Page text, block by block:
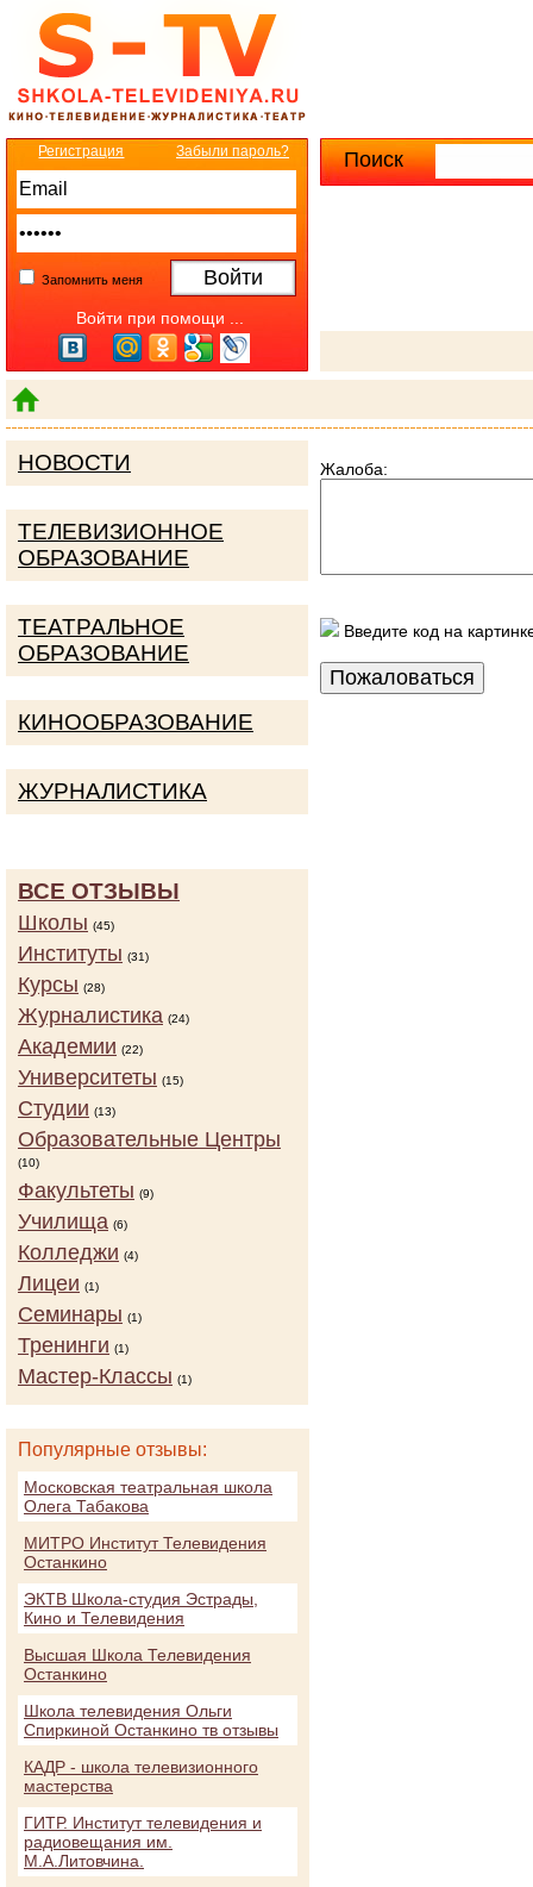
Поиск
Регистрация Забыли пароль?
Запомнить меня
Войти при помощи ...
Жалоба:
Введите код на
НОВОСТИ
ТЕЛЕВИЗИОННОЕ
ОБРАЗОВАНИЕ
ТЕАТРАЛЬНОЕ
ОБРАЗОВАНИЕ
КИНООБРАЗОВАНИЕ
ЖУРНАЛИСТИКА
ВСЕ ОТЗЫВЫ
Школы (45)
Институты (31)
Курсы (28)
Журналистика (24)
Академии (22)
Университеты (15)
Студии (13)
Образовательные Центры
(10)
Факультеты (9)
Училища (6)
Колледжи (4)
Лицеи (1)
Семинары (1)
Тренинги (1)
Мастер-Классы (1)
Популярные отзывы:
Московская театральная школа
Олега Табакова
МИТРО Институт Телевидения
Останкино
ЭКТВ Школа-студия Эстрады,
Кино и Телевидения
Высшая Школа Телевидения
Останкино
Школа телевидения Ольги
Спиркиной Останкино тв отзывы
КАДР - школа телевизионного
мастерства
ГИТР. Институт телевидения и
радиовещания им.
М.А.Литовчина.